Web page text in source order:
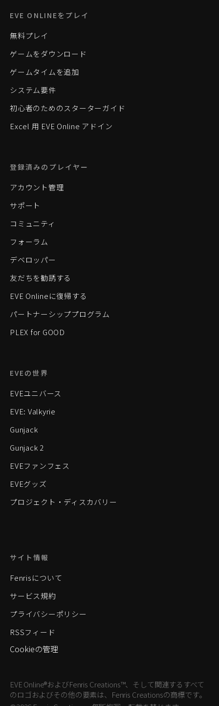
EVE ONLINEをプレイ
無料プレイ
ゲームをダウンロード
ゲームタイムを追加
システム要件
初心者のためのスターターガイド
Excel 用 EVE Online アドイン
登録済みのプレイヤー
アカウント管理
サポート
コミュニティ
フォーラム
デベロッパー
友だちを勧誘する
EVE Onlineに復帰する
パートナーシッププログラム
PLEX for GOOD
EVEの世界
EVEユニバース
EVE: Valkyrie
Gunjack
Gunjack 2
EVEファンフェス
EVEグッズ
プロジェクト・ディスカバリー
サイト情報
Fenrisについて
サービス規約
プライバシーポリシー
RSSフィード
Cookieの管理
EVE Online®およびFenris Creations™、そして関連するすべて
のロゴおよびその他の要素は、Fenris Creationsの商標です。